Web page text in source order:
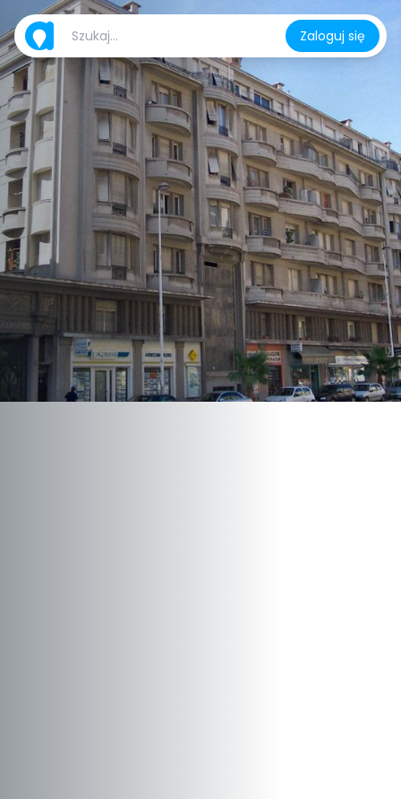
Zaloguj się